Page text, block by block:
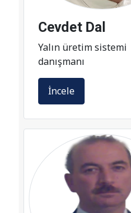
Yalın üretim sistemi
danışmanı
İncele